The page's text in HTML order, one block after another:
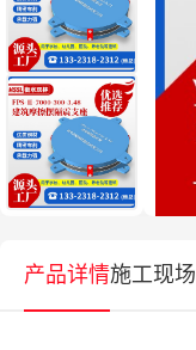
产品详情施工现场